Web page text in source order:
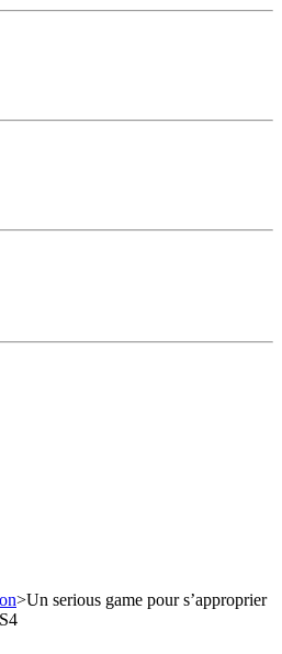
>Un serious game pour s’approprier